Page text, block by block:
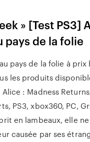
» [Test PS3]
pays de la folie
pays de la folie à prix
les produits
: Madness
PS3, xbox360, PC,
en lambeaux, elle
causée par ses